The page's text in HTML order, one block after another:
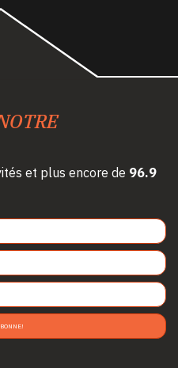
et plus encore de 96.9